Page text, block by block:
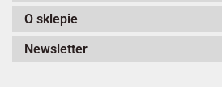
O sklepie
Newsletter